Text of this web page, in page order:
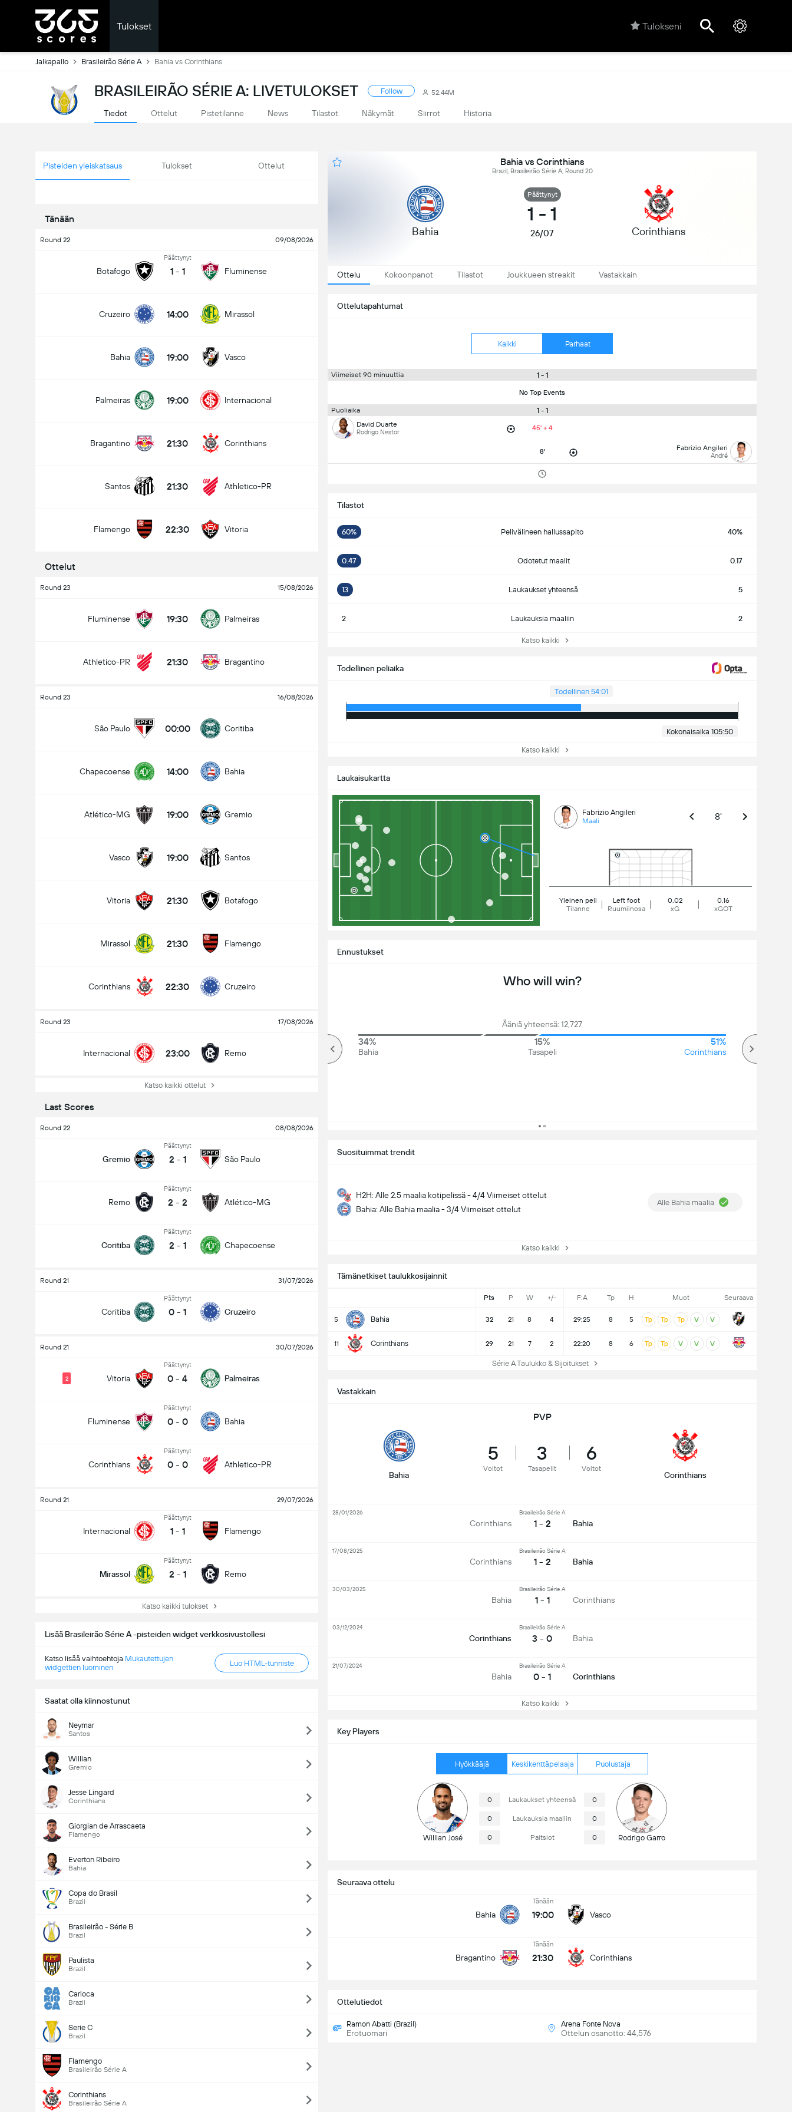
Tulokset Tulokseni
Jalkapallo Brasileirão Série A Bahia vs Corinthians
BRASILEIRÃO SÉRIE A: LIVETULOKSET Follow 52.44M
Tiedot Ottelut Pistetilanne News Tilastot Näkymät Siirrot Historia
Pisteiden yleiskatsaus Tulokset Ottelut
Tänään
Round 22 09/08/2026
Botafogo
Päättynyt
1 - 1 Fluminense
Cruzeiro 14:00 Mirassol
Bahia 19:00 Vasco
Palmeiras 19:00 Internacional
Bragantino 21:30 Corinthians
Santos 21:30 Athletico-PR
Flamengo 22:30 Vitoria
Ottelut
Round 23 15/08/2026
Fluminense 19:30 Palmeiras
Athletico-PR 21:30 Bragantino
Round 23 16/08/2026
São Paulo 00:00 Coritiba
Chapecoense 14:00 Bahia
Atlético-MG 19:00 Gremio
Vasco 19:00 Santos
Vitoria 21:30 Botafogo
Mirassol 21:30 Flamengo
Corinthians 22:30 Cruzeiro
Round 23 17/08/2026
Internacional 23:00 Remo
Katso kaikki ottelut
Last Scores
Round 22 08/08/2026
Gremio
Päättynyt
2 - 1 São Paulo
Remo
Päättynyt
2 - 2 Atlético-MG
Coritiba
Päättynyt
2 - 1 Chapecoense
Round 21 31/07/2026
Coritiba
Päättynyt
0 - 1 Cruzeiro
Round 21 30/07/2026
Vitoria
2
Päättynyt
0 - 4 Palmeiras
Fluminense
Päättynyt
0 - 0 Bahia
Corinthians
Päättynyt
0 - 0 Athletico-PR
Round 21 29/07/2026
Internacional
Päättynyt
1 - 1 Flamengo
Mirassol
Päättynyt
2 - 1 Remo
Katso kaikki tulokset
Lisää Brasileirão Série A -pisteiden widget verkkosivustollesi
Katso lisää vaihtoehtoja Mukautettujen
widgettien luominen
Luo HTML-tunniste
Saatat olla kiinnostunut
Neymar
Santos
Willian
Gremio
Jesse Lingard
Corinthians
Giorgian de Arrascaeta
Flamengo
Everton Ribeiro
Bahia
Copa do Brasil
Brazil
Brasileirão - Série B
Brazil
Paulista
Brazil
Carioca
Brazil
Serie C
Brazil
Flamengo
Brasileirão Série A
Corinthians
Brasileirão Série A
Bahia vs Corinthians
Brazil, Brasileirão Série A, Round 20
Bahia
Päättynyt
1 - 1
26/07 Corinthians
Ottelu Kokoonpanot Tilastot Joukkueen streakit Vastakkain
Ottelutapahtumat
Kaikki Parhaat
Viimeiset 90 minuuttia 1 - 1
No Top Events
Puoliaika 1 - 1
David Duarte
Rodrigo Nestor 45' + 4
8' Fabrizio Angileri
André
Seuraava ottelu
Bahia
Tänään
19:00 Vasco
Bragantino
Tänään
21:30 Corinthians
Key Players
Hyökkääjä Keskikenttäpelaaja Puolustaja
Willian José
0 Laukaukset yhteensä 0
0 Laukauksia maaliin 0
0 Paitsiot 0 Rodrigo Garro
Tilastot
60% Pelivälineen hallussapito 40%
0.47 Odotetut maalit 0.17
13 Laukaukset yhteensä 5
2 Laukauksia maaliin 2
Katso kaikki
Todellinen peliaika
Todellinen 54:01
Kokonaisaika 105:50
Katso kaikki
Laukaisukartta
Fabrizio Angileri
Maali 8'
Yleinen peli
Tilanne
Left foot
Ruumiinosa
0.02
xG
0.16
xGOT
Ottelutiedot
Ramon Abatti (Brazil)
Erotuomari
Arena Fonte Nova
Ottelun osanotto: 44,576
Tämänetkiset taulukkosijainnit
Pts P W +/- F:A Tp H Muot Seuraava
5 Bahia 32 21 8 4 29:25 8 5 Tp Tp Tp V V
11 Corinthians 29 21 7 2 22:20 8 6 Tp Tp V V V
Série A Taulukko & Sijoitukset
Ennustukset
Who will win?
Ääniä yhteensä: 12,727
34%
Bahia
15%
Tasapeli
51%
Corinthians
Ottelussa maaleja yhteensä (2.5)
Suosituimmat trendit
H2H: Alle 2.5 maalia kotipelissä - 4/4 Viimeiset ottelut
Bahia: Alle Bahia maalia - 3/4 Viimeiset ottelut
Alle Bahia maalia
Katso kaikki
Vastakkain
PVP
Bahia
5
Voitot
3
Tasapelit
6
Voitot
Corinthians
Corinthians
Brasileirão Série A
1 - 2 Bahia
28/01/2026
Corinthians
Brasileirão Série A
1 - 2 Bahia
17/08/2025
Bahia
Brasileirão Série A
1 - 1 Corinthians
30/03/2025
Corinthians
Brasileirão Série A
3 - 0 Bahia
03/12/2024
Bahia
Brasileirão Série A
0 - 1 Corinthians
21/07/2024
Katso kaikki